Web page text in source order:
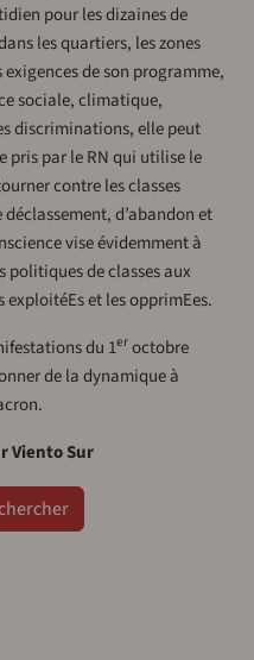
pour les dizaines de
les quartiers, les zones
de son programme,
sociale, climatique,
discriminations, elle peut
pris par le RN qui utilise le
contre les classes
d’abandon et
vise évidemment à
politiques de classes aux
et les opprimEes.
du 1eroctobre
de la dynamique à
Viento Sur